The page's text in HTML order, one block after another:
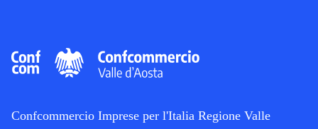
Confcommercio Imprese per l'Italia Regione Valle